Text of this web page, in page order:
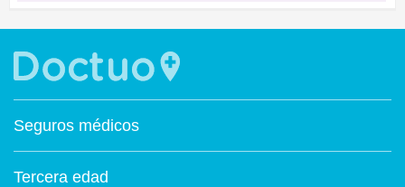
Seguros médicos
Tercera edad